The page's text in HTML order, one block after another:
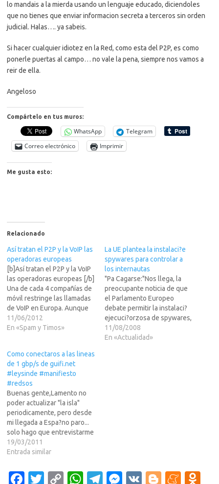
lo mandais a la mierda usando un lenguaje educado, diciendoles
que no tienes que enviar informacion secreta a terceros sin orden
judicial. Halas…. ya sabeis.
Si hacer cualquier idiotez en la Red, como esta del P2P, es como
ponerle puertas al campo… no vale la pena, siempre nos vamos a
reir de ella.
Angeloso
Compártelo en tus muros:
WhatsApp
Telegram
Correo electrónico
Imprimir
Me gusta esto:
Relacionado
Así tratan el P2P y la VoIP las
operadoras europeas
[b]Así tratan el P2P y la VoIP
las operadoras europeas [/b]
Una de cada 4 compañías de
móvil restringe las llamadas
de VoIP en Europa. Aunque
en el 44% de los LEER MAS
>>>casos, este límite está
técnicamente posible usar
programas…
11/06/2012
En «Spam y Timos»
La UE plantea la instalaci?e
spywares para controlar a
los internautas
"Pa Cagarse:"Nos llega, la
preocupante noticia de que
el Parlamento Europeo
debate permitir la instalaci?
ejecuci?orzosa de spywares,
capaces de monitorizar y
filtrar las comunicaciones
11/08/2008
En «Actualidad»
Como conectaros a las lineas
de 1 gbp/s de guifi.net
#leysinde #manifiesto
#redsos
Buenas gente,Lamento no
poder actualizar "la isla"
periodicamente, pero desde
mi llegada a Espa?no paro...
solo hago que entrevistarme
y entrevistarme con mas
gente con vistas a realizar
todo el mundo salga
ganando (incluido yo, of
19/03/2011
Entrada similar
Fa T
C
W
T
M
V
Bl
M